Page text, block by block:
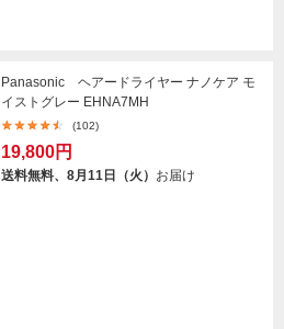
Panasonic ヘアードライヤー ナノケア モ
イストグレー EHNA7MH
(102)
19,800円
送料無料、8月11日（火） お届け